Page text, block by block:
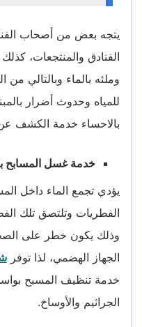
يتجه بعض من أصحاب
الفنادق والمنتجعات،
وملئه بالماء وبالتالي
للمياه وحدوث أضرار
بالاحساء خدمة الكشف
خدمة غسل المسابح
يؤدي تجمع الماء داخل
الفطريات وتلتصق تلك
وذلك يكون خطر على
الجهاز الهضمي، لذا توفر
خدمة تنظيف المسبح
الجراثيم والأوساخ.